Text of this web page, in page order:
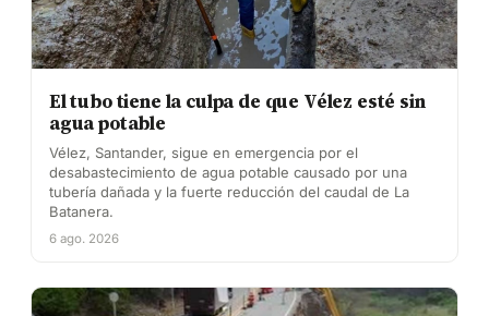
El tubo tiene la culpa de que Vélez esté sin
agua potable
Vélez, Santander, sigue en emergencia por el
desabastecimiento de agua potable causado por una
tubería dañada y la fuerte reducción del caudal de La
Batanera.
6 ago. 2026